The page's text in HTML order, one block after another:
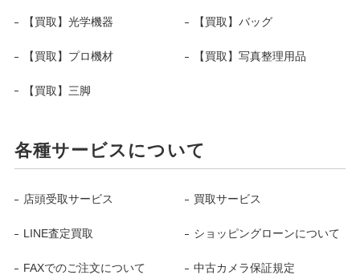
【買取】光学機器 【買取】バッグ
【買取】プロ機材 【買取】写真整理用品
【買取】三脚
各種サービスについて
店頭受取サービス 買取サービス
LINE査定買取 ショッピングローンについて
FAXでのご注文について 中古カメラ保証規定